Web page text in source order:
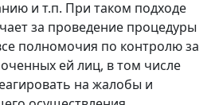
и т.п. При таком подходе
за проведение процедуры
полномочия по контролю за
ей лиц, в том числе
на жалобы и